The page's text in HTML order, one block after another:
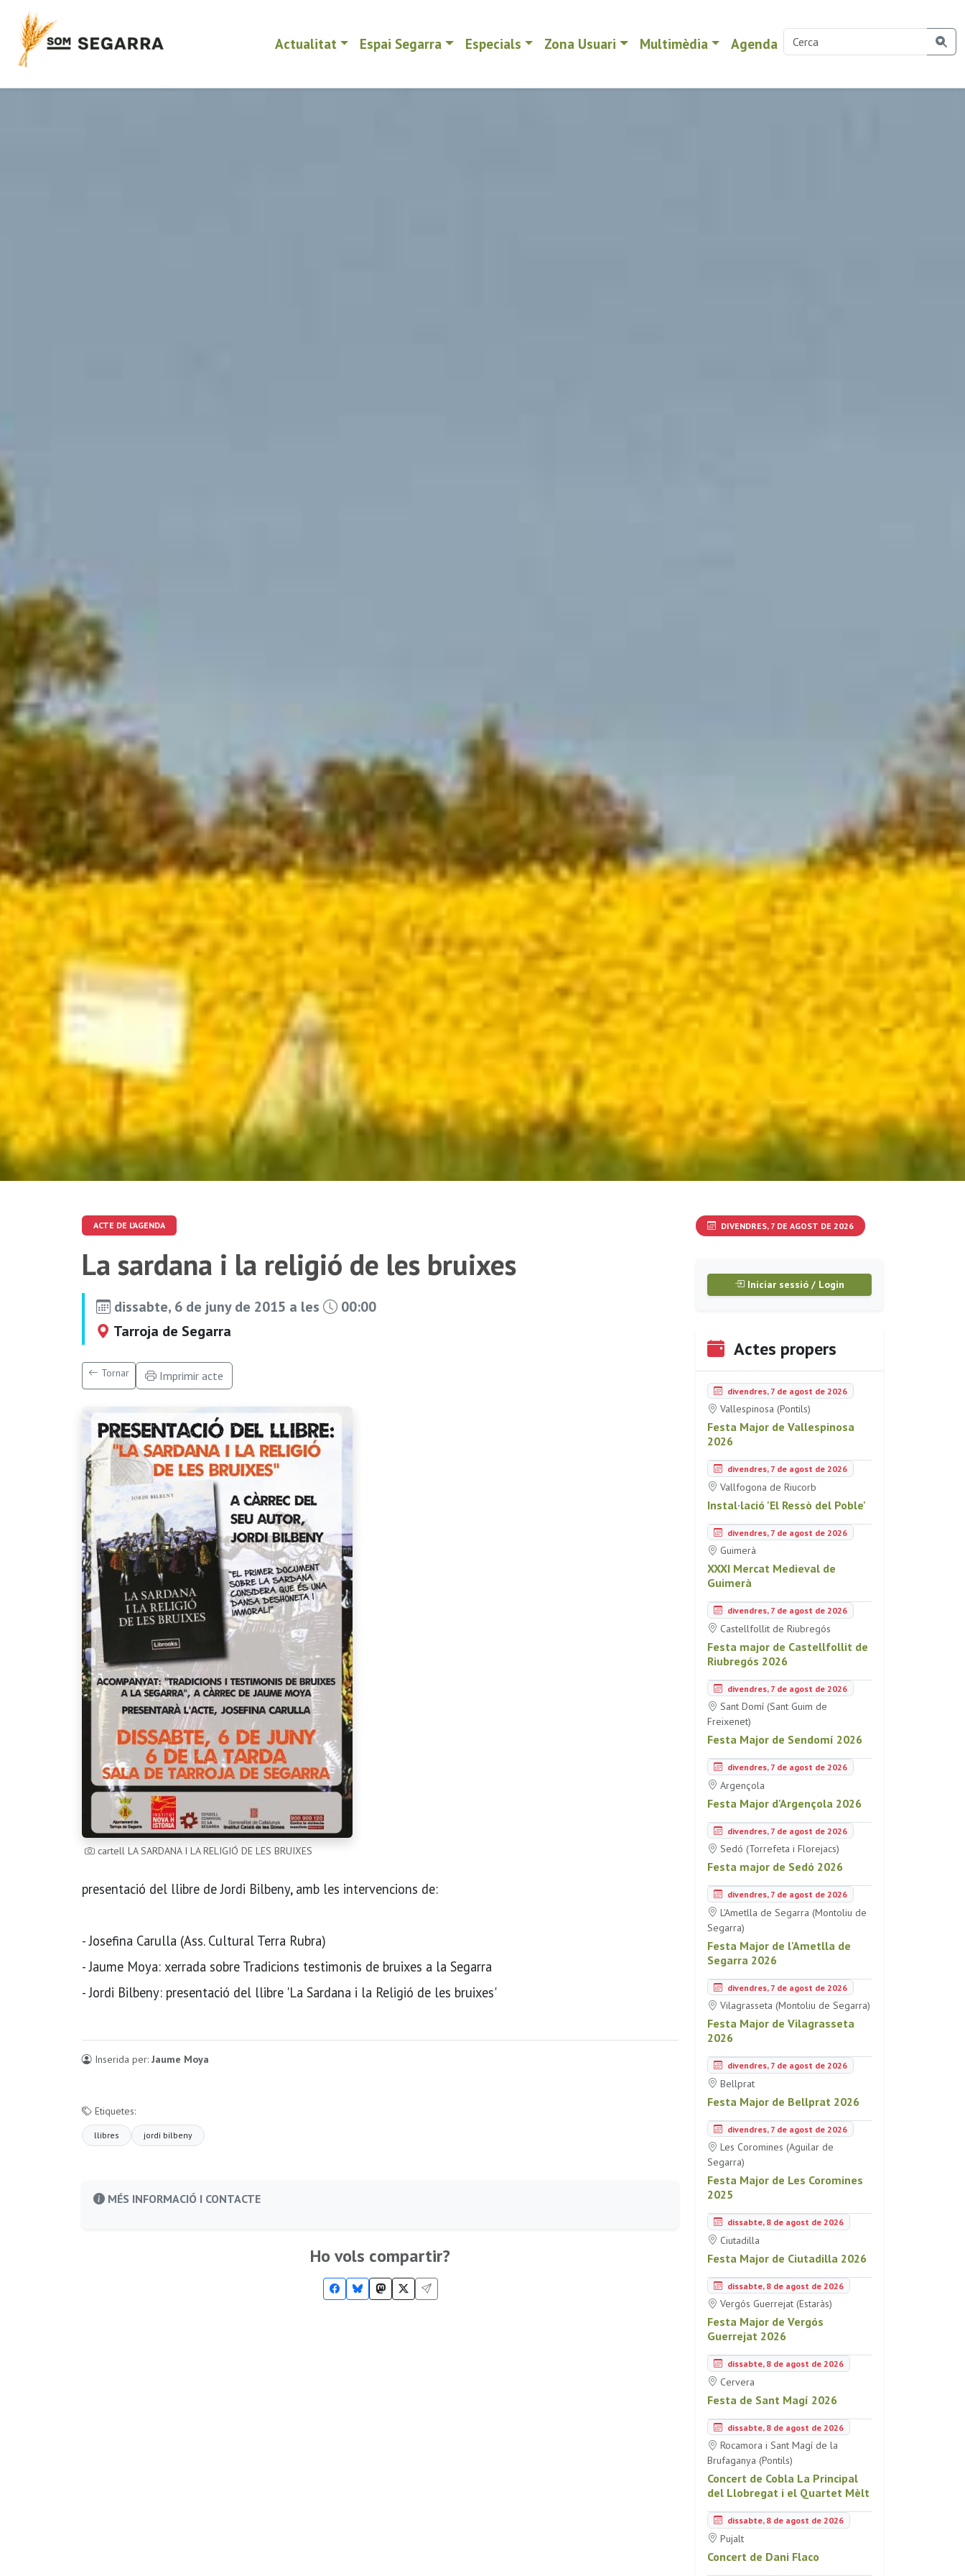
Actualitat Espai Segarra Especials Zona Usuari Multimèdia Agenda
ACTE DE L'AGENDA
La sardana i la religió de les bruixes
dissabte, 6 de juny de 2015 a les
00:00
Tarroja de Segarra
Tornar Imprimir acte
cartell LA SARDANA I LA RELIGIÓ DE LES BRUIXES
presentació del llibre de Jordi Bilbeny, amb les intervencions de:
- Josefina Carulla (Ass. Cultural Terra Rubra)
- Jaume Moya: xerrada sobre Tradicions testimonis de bruixes a la Segarra
- Jordi Bilbeny: presentació del llibre 'La Sardana i la Religió de les bruixes'
Inserida per: Jaume Moya
Etiquetes:
llibres jordi bilbeny
MÉS INFORMACIÓ I CONTACTE
Ho vols compartir?
DIVENDRES, 7 DE AGOST DE 2026
Iniciar sessió / Login
Actes propers
divendres, 7 de agost de 2026
Vallespinosa (Pontils)
Festa Major de Vallespinosa
2026
divendres, 7 de agost de 2026
Vallfogona de Riucorb
Instal·lació 'El Ressò del Poble'
divendres, 7 de agost de 2026
Guimerà
XXXI Mercat Medieval de
Guimerà
divendres, 7 de agost de 2026
Castellfollit de Riubregós
Festa major de Castellfollit de
Riubregós 2026
divendres, 7 de agost de 2026
Sant Domí (Sant Guim de
Freixenet)
Festa Major de Sendomí 2026
divendres, 7 de agost de 2026
Argençola
Festa Major d'Argençola 2026
divendres, 7 de agost de 2026
Sedó (Torrefeta i Florejacs)
Festa major de Sedó 2026
divendres, 7 de agost de 2026
L'Ametlla de Segarra (Montoliu de
Segarra)
Festa Major de l'Ametlla de
Segarra 2026
divendres, 7 de agost de 2026
Vilagrasseta (Montoliu de Segarra)
Festa Major de Vilagrasseta
2026
divendres, 7 de agost de 2026
Bellprat
Festa Major de Bellprat 2026
divendres, 7 de agost de 2026
Les Coromines (Aguilar de
Segarra)
Festa Major de Les Coromines
2025
dissabte, 8 de agost de 2026
Ciutadilla
Festa Major de Ciutadilla 2026
dissabte, 8 de agost de 2026
Vergós Guerrejat (Estaràs)
Festa Major de Vergós
Guerrejat 2026
dissabte, 8 de agost de 2026
Cervera
Festa de Sant Magí 2026
dissabte, 8 de agost de 2026
Rocamora i Sant Magí de la
Brufaganya (Pontils)
Concert de Cobla La Principal
del Llobregat i el Quartet Mèlt
dissabte, 8 de agost de 2026
Pujalt
Concert de Dani Flaco